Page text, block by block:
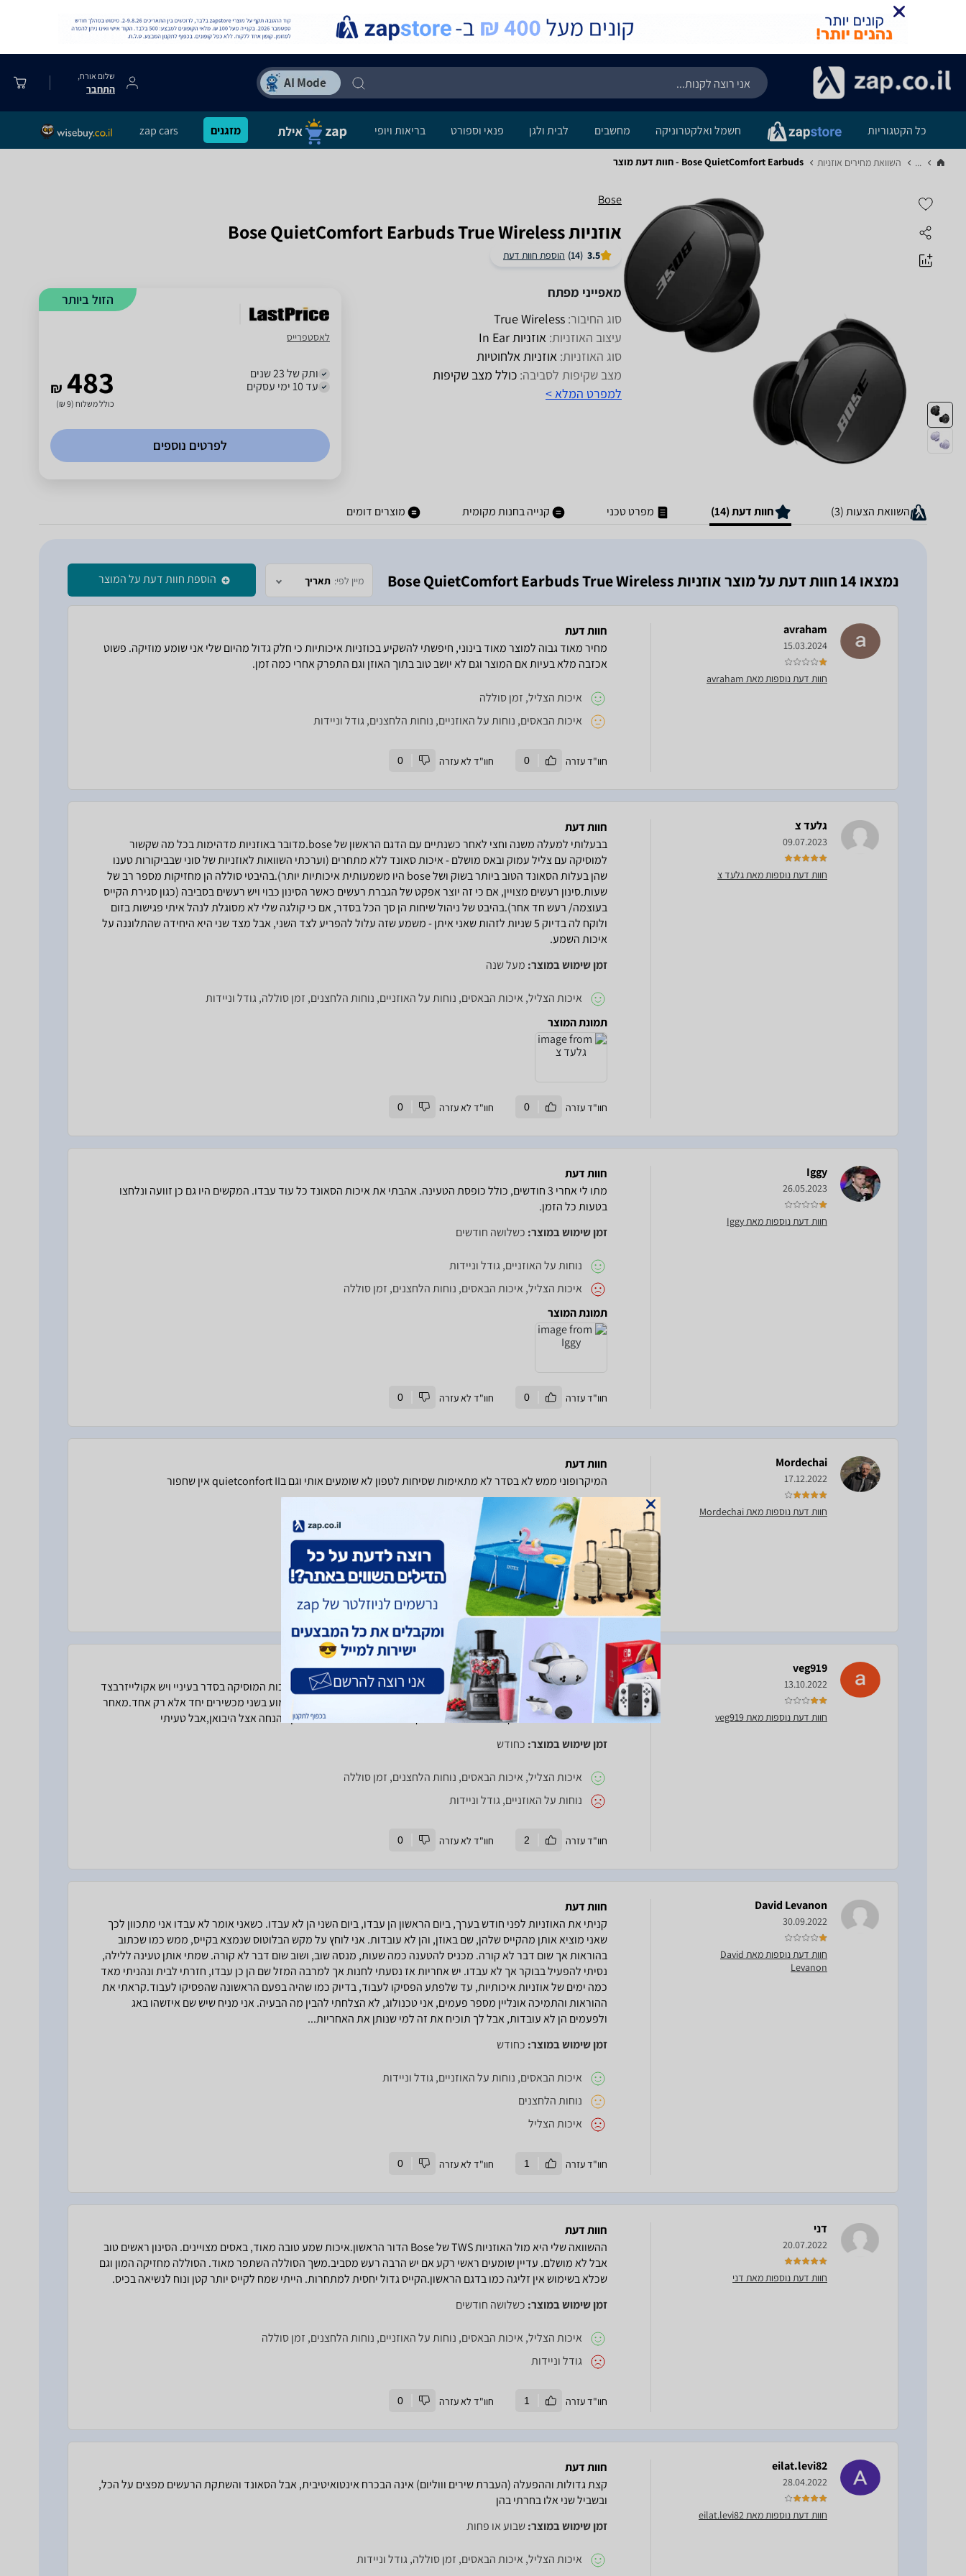
שלום אורח,
התחבר
כל הקטגוריות חשמל ואלקטרוניקה מחשבים לבית ולגן פנאי וספורט בריאות ויופי מזגנים zap cars
... השוואת מחירים אוזניות‏ Bose QuietComfort Earbuds - חוות דעת מוצר
Bose
אוזניות Bose QuietComfort Earbuds True Wireless
3.5
(14) הוספת חוות דעת
מאפייני מפתח
סוג החיבור: True Wireless
עיצוב האוזניות: אוזניות In Ear
סוג האוזניות: אוזניות אלחוטיות
מצב שקיפות לסביבה: כולל מצב שקיפות
למפרט המלא >
הזול ביותר
לאסטפרייס
ותק של 23 שנים
עד 10 ימי עסקים
₪ 483
כולל משלוח (9 ₪)
לפרטים נוספים
השוואת הצעות (3) חוות דעת (14) מפרט טכני קנייה בחנות מקומית מוצרים דומים
נמצאו 14 חוות דעת על מוצר אוזניות Bose QuietComfort Earbuds True Wireless מיין לפי: תאריך הוספת חוות דעת על המוצר
avraham
15.03.2024
חוות דעת נוספות מאת avraham
חוות דעת
מחיר מאוד גבוה למוצר מאוד בינוני, חיפשתי להשקיע בכוזניות איכותיות כי חלק גדול מהיום שלי אני שומע מוזיקה. פשוט
אכזבה מלא בעיות אם המוצר וגם לא יושב טוב בתוך האוזן וגם התפרק אחרי כמה זמן.
איכות הצליל, זמן סוללה
איכות הבאסים, נוחות על האוזניים, נוחות הלחצנים, גודל וניידות
חוו"ד עזרה 0 חוו"ד לא עזרה 0
גלעד צ
09.07.2023
חוות דעת נוספות מאת גלעד צ
חוות דעת
בבעלותי למעלה משנה וחצי לאחר כשנתיים עם הדגם הראשון של bose.מדובר באוזניות מדהימות בכל מה שקשור
למוסיקה עם צליל עמוק ובאס מושלם - איכות סאונד ללא מתחרים (וערכתי השוואות לאוזניות של סוני שבביקורות טענו
שהן בעלות הסאונד הטוב ביותר בשוק ושל bose היו משמעותית איכותיות יותר).בהיבטי סוללה הן מחזיקות מספר רב של
שעות.סינון רעשים מצויין, אם כי זה יוצר אפקט של הגברת רעשים כאשר הסינון כבוי ויש רעשים בסביבה (כגון סגירת הקייס
בעוצמה/ רעש חד אחר).בהיבט של ניהול שיחות הן סך הכל בסדר, אם כי קולגה שלי לא מסוגלת לנהל איתי פגישות בזום
ולוקח לה בדיוק 5 שניות לזהות שאני איתן - משמע שזה עלול להפריע לצד השני, אבל מצד שני היא היחידה שהתלוננה על
איכות השמע.
זמן שימוש במוצר: מעל שנה
איכות הצליל, איכות הבאסים, נוחות על האוזניים, נוחות הלחצנים, זמן סוללה, גודל וניידות
תמונת המוצר
חוו"ד עזרה 0 חוו"ד לא עזרה 0
Iggy
26.05.2023
חוות דעת נוספות מאת Iggy
חוות דעת
מתו לי אחרי 3 חודשים, כולל כופסת הטעינה. אהבתי את איכות הסאונד כל עוד עבדו. המקשים היו גם כן זוועה ונלחצו
בטעות כל הזמן.
זמן שימוש במוצר: כשלושה חודשים
נוחות על האוזניים, גודל וניידות
איכות הצליל, איכות הבאסים, נוחות הלחצנים, זמן סוללה
תמונת המוצר
חוו"ד עזרה 0 חוו"ד לא עזרה 0
Mordechai
17.12.2022
חוות דעת נוספות מאת Mordechai
חוות דעת
המיקרופוני ממש לא בסדר לא מתאימות שסיחות לטפון לא שומעים אותי וגם בquietconfort II אין שחפור
זמן שימוש במוצר:
איכות הצליל, איכות הבאסים, נוחות על האוזניים, נוחות הלחצנים
זמן סוללה, גודל וניידות
חוו"ד עזרה 1 חוו"ד לא עזרה 0
veg919
13.10.2022
חוות דעת נוספות מאת veg919
חוות דעת
בצד החיובי ביטול הרעשים ללא מתחרים באוזניות תוך אוזן וגם ניתן לכוונון. איכות המוסיקה בסדר בעיניי ויש אקולייזרבצד
השלילי, הם מגושמות ולא נוחות על האוזן, קופסת הטעינה גדולה ולא ניתן לשמוע בשני מכשירים יחד אלא רק אחד.מאחר
ויוצאות עכשיו אוזניות קומפורט 2 העדפתי לקחת אותם בנתיים והשגתי אותן בהנחה אצל היבואן,אבל טעיתי
זמן שימוש במוצר: כחודש
איכות הצליל, איכות הבאסים, נוחות הלחצנים, זמן סוללה
נוחות על האוזניים, גודל וניידות
חוו"ד עזרה 2 חוו"ד לא עזרה 0
David Levanon
30.09.2022
חוות דעת נוספות מאת David
Levanon
חוות דעת
קניתי את האוזניות לפני חודש בערך, ביום הראשון הן עבדו, ביום השני הן לא עבדו. כשאני אומר לא עבדו אני מתכוון לכך
שאני מוציא אותן מהקייס שלהן, שם באוזן, והן לא עובדות. אני לוחץ על מקש הבלוטוס שנמצא בקייס, ממש כמו שכתוב
בהוראות אך שום דבר לא קורה. מכניס להטענה כמה שעות, מנסה שוב, ושוב שום דבר לא קורה. שמתי אותן טעינה ללילה,
נסיתי להפעיל בבוקר אך לא עבדו. יש אחריות אז נסעתי לחנות אך למרבה המזל שם הן כן עבדו, חזרתי לבית ונהניתי מאד
כמה ימים של אוזניות איכותיות, עד שלפתע הפסיקו לעבוד, בדיוק כמו שהיה בפעם הראשונה שהפסיקו לעבוד.קראתי את
ההוראות והתמיכה אונליין מספר פעמים, אני טכנולוג, לא הצלחתי להבין מה הבעיה. אני מניח שיש שם איזשהו באג
ולפעמים הן לא עובדות, אבל לך תוכיח את זה למי שנותן את האחריות...
זמן שימוש במוצר: כחודש
איכות הבאסים, נוחות על האוזניים, גודל וניידות
נוחות הלחצנים
איכות הצליל
חוו"ד עזרה 1 חוו"ד לא עזרה 0
דני
20.07.2022
חוות דעת נוספות מאת דני
חוות דעת
ההשוואה שלי היא מול האוזניות TWS של Bose הדור הראשון.איכות שמע טובה מאוד, באסים מצויינים. הסינון ראשים טוב
אבל לא מושלם. עדיין שומעים ראשי רקע אם יש הרבה רעש מסביב.משך הסוללה השתפר מאוד. הסוללה מחזיקה המון וגם
שכלא בשימוש אין זליגה כמו בדגם הראשון.הקייס גדול יחסית למתחרות. הייתי שמח לקייס יותר קטן ונוח לנשיאה בכיס.
זמן שימוש במוצר: כשלושה חודשים
איכות הצליל, איכות הבאסים, נוחות על האוזניים, נוחות הלחצנים, זמן סוללה
גודל וניידות
חוו"ד עזרה 1 חוו"ד לא עזרה 0
eilat.levi82
28.04.2022
חוות דעת נוספות מאת eilat.levi82
חוות דעת
קצת גדולות וההפעלה (העברת שירים וווליום) אינה הבכרח אינטואיטיבית, אבל הסאונד והשתקת הרעשים מפצים על הכל,
ובשביל שני אלו בחרתי בהן
זמן שימוש במוצר:שבוע או פחות
איכות הצליל, איכות הבאסים, זמן סוללה, גודל וניידות